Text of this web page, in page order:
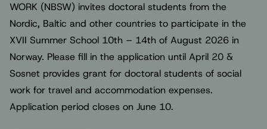
WORK (NBSW) invites doctoral students from the
Nordic, Baltic and other countries to participate in the
XVII Summer School 10th – 14th of August 2026 in
Norway. Please fill in the application until April 20 &
Sosnet provides grant for doctoral students of social
work for travel and accommodation expenses.
Application period closes on June 10.